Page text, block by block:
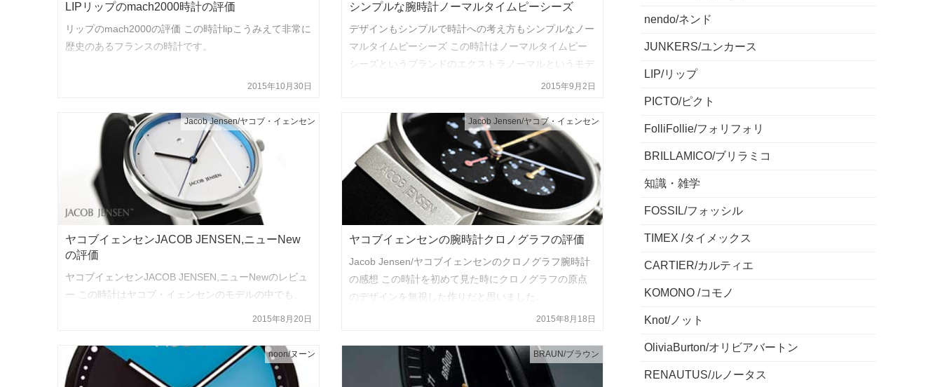
LIPリップのmach2000時計の評価
リップのmach2000の評価 この時計lipこうみえて非常に
歴史のあるフランスの時計です。
2015年10月30日
シンプルな腕時計ノーマルタイムピーシーズ
デザインもシンプルで時計への考え方もシンプルなノー
マルタイムピーシーズ この時計はノーマルタイムピー
シーズというブランドのエクストラノーマルというモデ
ルで非常に面白い文字盤をしています。 強いて言うな
2015年9月2日
Jacob Jensen/ヤコブ・イェンセン
ヤコブイェンセンJACOB JENSEN,ニューNew
の評価
ヤコブイェンセンJACOB JENSEN,ニューNewのレビュ
ー この時計はヤコブ・イェンセンのモデルの中でも、
最もシンプルなモデルです。 全体のフォルムはスッキ
す、腕時計…
2015年8月20日
Jacob Jensen/ヤコブ・イェンセン
ヤコブイェンセンの腕時計クロノグラフの評価
Jacob Jensen/ヤコブイェンセンのクロノグラフ腕時計
の感想 この時計を初めて見た時にクロノグラフの原点
のデザインを無視した作りだと思いました。
2015年8月18日
noon/ヌーン BRAUN/ブラウン
nendo/ネンド
JUNKERS/ユンカース
LIP/リップ
PICTO/ピクト
FolliFollie/フォリフォリ
BRILLAMICO/ブリラミコ
知識・雑学
FOSSIL/フォッシル
TIMEX /タイメックス
CARTIER/カルティエ
KOMONO /コモノ
Knot/ノット
OliviaBurton/オリビアバートン
RENAUTUS/ルノータス